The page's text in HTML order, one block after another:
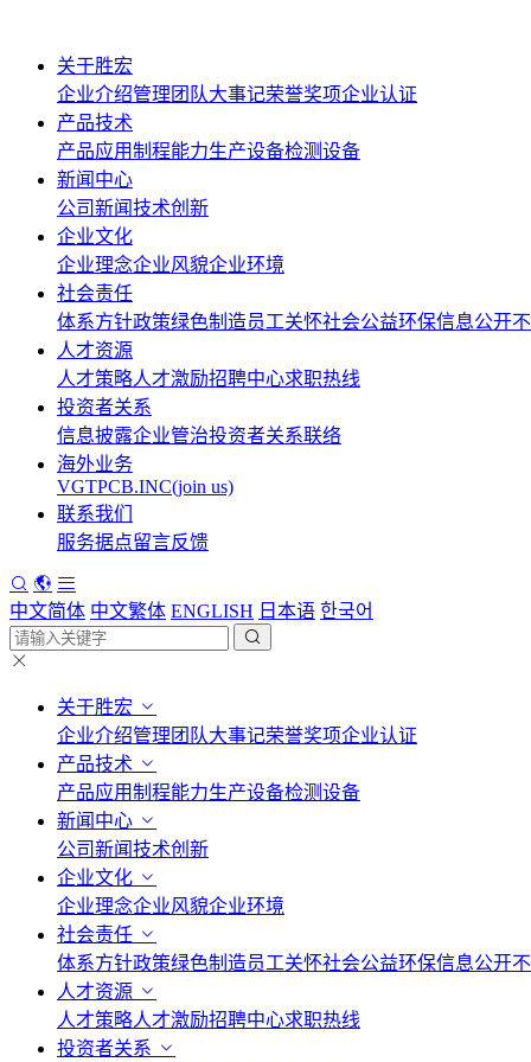
关于胜宏
企业介绍管理团队大事记荣誉奖项企业认证
产品技术
产品应用制程能力生产设备检测设备
新闻中心
公司新闻技术创新
企业文化
企业理念企业风貌企业环境
社会责任
体系方针政策绿色制造员工关怀社会公益环保信息公开
人才资源
人才策略人才激励招聘中心求职热线
投资者关系
信息披露企业管治投资者关系联络
海外业务
VGTPCB.INC(join us)
联系我们
服务据点留言反馈
中文简体 中文繁体 ENGLISH 日本语 한국어
关于胜宏
企业介绍管理团队大事记荣誉奖项企业认证
产品技术
产品应用制程能力生产设备检测设备
新闻中心
公司新闻技术创新
企业文化
企业理念企业风貌企业环境
社会责任
体系方针政策绿色制造员工关怀社会公益环保信息公开
人才资源
人才策略人才激励招聘中心求职热线
投资者关系